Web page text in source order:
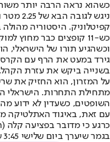
כשהוא נראה הרבה יותר
ניגש לגובה הבא של 2.25 מטר והצליח לעבור אותו בניסיון הראשון.
קפיטלוניק. היסטוריה
וכשהגיע תורו של הישראלי,
גירד במעט את הרף עם
בשנייה ביקש את עזרת
על המזרון, הוא החזיק את
מתחילת התחרות. הישראלי
השופטים, כשעדין לא ידוע
עם זאת, באיגוד האתלטיקה
כרגע כי מדובר בפציעה קלה
בגמר שיערך ביום שלישי 3:45 שעון ישראל".